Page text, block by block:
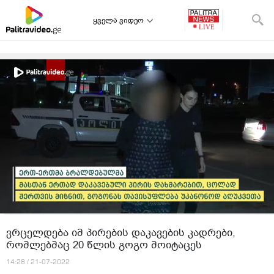
ყველა ვიდეო
ვრცელდება იმ პირების დაკავების კადრები,
რომლებმაც 20 წლის გოგო მოიტაცეს
14:28 / 21-07-2022